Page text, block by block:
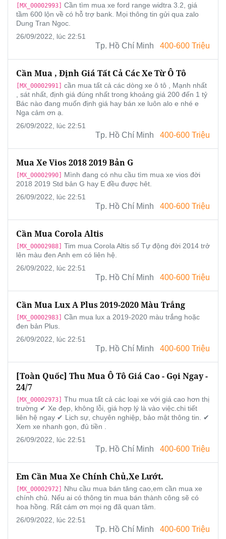
[MX_00002993] Cần tìm mua xe ford range widtra 3.2, giá
tầm 600 lộn về có hỗ trợ bank. Mọi thông tin gửi qua zalo
Dung Tran Ngoc.
26/09/2022, lúc 22:51
Tp. Hồ Chí Minh 400-600 Triệu
Cần Mua , Định Giá Tất Cả Các Xe Từ Ô Tô
[MX_00002991] cần mua tất cả các dòng xe ô tô , Mạnh nhất
, sát nhất, định giá đúng nhất trong khoảng giá 200 đến 1 tỷ
Bác nào đang muốn định giá hay bán xe luôn alo e nhé e
Nga cảm ơn ạ.
26/09/2022, lúc 22:51
Tp. Hồ Chí Minh 400-600 Triệu
Mua Xe Vios 2018 2019 Bản G
[MX_00002990] Mình đang có nhu cầu tìm mua xe vios đời
2018 2019 Std bản G hay E đều được hêt.
26/09/2022, lúc 22:51
Tp. Hồ Chí Minh 400-600 Triệu
Cần Mua Corola Altis
[MX_00002988] Tim mua Corola Altis số Tự động đời 2014 trở
lên màu đen Anh em có liên hệ.
26/09/2022, lúc 22:51
Tp. Hồ Chí Minh 400-600 Triệu
Cần Mua Lux A Plus 2019-2020 Màu Trắng
[MX_00002983] Cần mua lux a 2019-2020 màu trắng hoặc
đen bản Plus.
26/09/2022, lúc 22:51
Tp. Hồ Chí Minh 400-600 Triệu
[Toàn Quốc] Thu Mua Ô Tô Giá Cao - Gọi Ngay -
24/7
[MX_00002973] Thu mua tất cả các loại xe với giá cao hơn thị
trường ✔ Xe đẹp, không lỗi, giá hợp lý là vào việc.chi tiết
liên hệ ngay ✔ Lịch sự, chuyên nghiệp, bảo mật thông tin. ✔
Xem xe nhanh gọn, đủ tiền .
26/09/2022, lúc 22:51
Tp. Hồ Chí Minh 400-600 Triệu
Em Cần Mua Xe Chính Chủ,xe Lướt.
[MX_00002972] Nhu cầu mua bán tăng cao,em cần mua xe
chính chủ. Nếu ai có thông tin mua bán thành công sẽ có
hoa hồng. Rất cám ơn mọi ng đã quan tâm.
26/09/2022, lúc 22:51
Tp. Hồ Chí Minh 400-600 Triệu